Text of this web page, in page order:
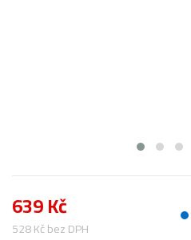
639 Kč
528 Kč bez DPH